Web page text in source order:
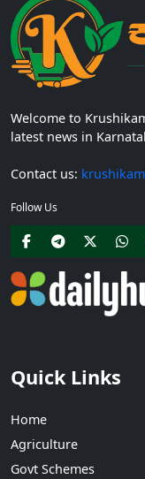
Welcome to
latest news in
Contact us:
Follow Us
Quick Links
Home
Agriculture
Govt Schemes